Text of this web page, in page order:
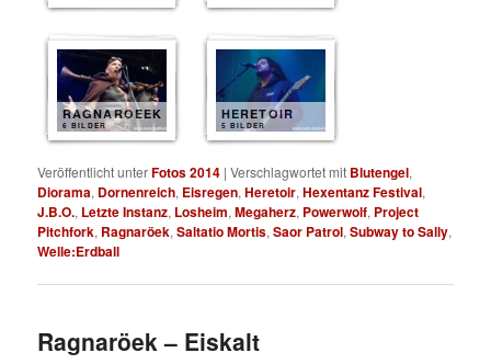
RAGNAROEEK
6 BILDER
HERETOIR
5 BILDER
Veröffentlicht unterFotos 2014 |Verschlagwortet mit Blutengel,
Diorama, Dornenreich, Eisregen,Heretoir,Hexentanz Festival,
J.B.O., Letzte Instanz, Losheim,Megaherz, Powerwolf, Project
Pitchfork, Ragnaröek,Saltatio Mortis,Saor Patrol,Subway to Sally,
Welle:Erdball
Ragnaröek – Eiskalt